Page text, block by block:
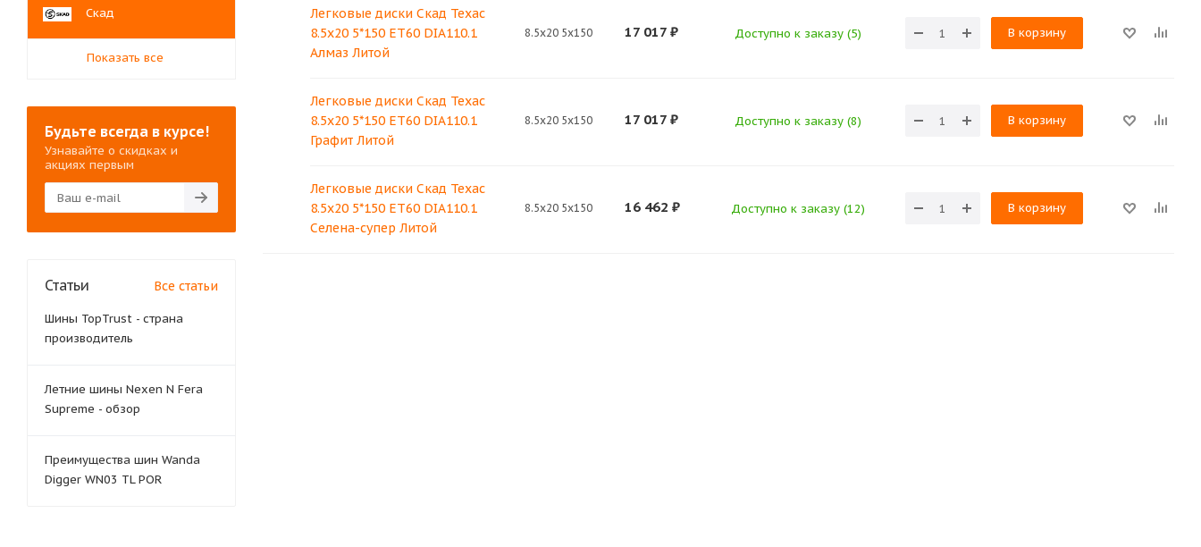
Легковые диски Скад Техас
8.5x20 5*150 ET60 DIA110.1
Алмаз Литой
8.5x20 5x150 17 017 ₽ Доступно к заказу (5) В корзину
Легковые диски Скад Техас
8.5x20 5*150 ET60 DIA110.1
Графит Литой
8.5x20 5x150 17 017 ₽ Доступно к заказу (8) В корзину
Легковые диски Скад Техас
8.5x20 5*150 ET60 DIA110.1
Селена-супер Литой
8.5x20 5x150 16 462 ₽ Доступно к заказу (12) В корзину
Скад
Показать все
Будьте всегда в курсе!
Узнавайте о скидках и
акциях первым
Статьи Все статьи
Шины TopTrust - страна
производитель
Летние шины Nexen N Fera
Supreme - обзор
Преимущества шин Wanda
Digger WN03 TL POR